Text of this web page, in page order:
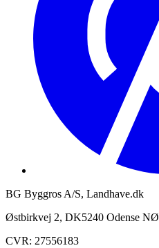
BG Byggros A/S, Landhave.dk
Østbirkvej 2, DK5240 Odense NØ
CVR: 27556183